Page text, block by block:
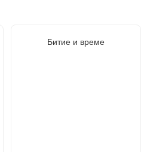
Битие и време